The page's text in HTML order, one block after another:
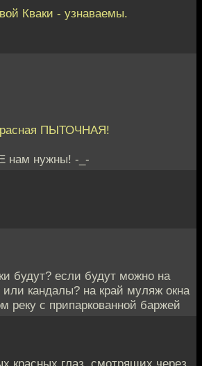
Кваки - узнаваемы.
ПЫТОЧНАЯ!
нужны! -_-
будут? если будут можно на
кандалы? на край муляж окна
реку с припаркованной баржей
красных глаз, смотрящих через